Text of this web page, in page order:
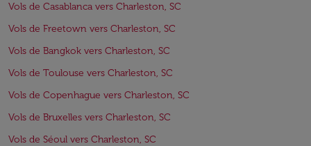
Vols de Casablanca vers Charleston, SC
Vols de Freetown vers Charleston, SC
Vols de Bangkok vers Charleston, SC
Vols de Toulouse vers Charleston, SC
Vols de Copenhague vers Charleston, SC
Vols de Bruxelles vers Charleston, SC
Vols de Séoul vers Charleston, SC